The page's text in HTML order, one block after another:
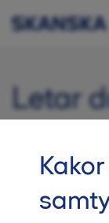
Letar
Vill du bo i
Linköpings
inte vårt nya